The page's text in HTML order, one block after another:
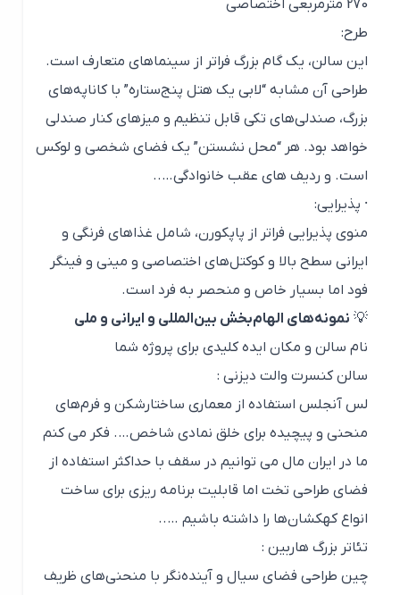
این سالن، یک گام بزرگ فراتر از سینماهای متعارف است.
طراحی آن مشابه “لابی یک هتل پنج‌ستاره” با کاناپه‌های
بزرگ، صندلی‌های تکی قابل تنظیم و میزهای کنار صندلی
خواهد بود. هر “محل نشستن” یک فضای شخصی و لوکس
است. و ردیف های عقب خانوادگی…..
· پذیرایی:
منوی پذیرایی فراتر از پاپکورن، شامل غذاهای فرنگی و
ایرانی سطح بالا و کوکتل‌های اختصاصی و مینی‌ و فینگر
فود اما بسیار خاص و منحصر به فرد است.
نمونه‌های الهام‌بخش بین‌المللی و ایرانی و ملی
نام سالن و مکان ایده کلیدی برای پروژه شما
سالن کنسرت والت دیزنی :
لس آنجلس استفاده از معماری ساختارشکن و فرم‌های
منحنی و پیچیده برای خلق نمادی شاخص…. فکر می کنم
ما در ایران مال می توانیم در سقف با حداکثر استفاده از
فضای طراحی تخت اما قابلیت برنامه ریزی برای ساخت
انواع کهکشان‌ها را داشته باشیم …..
تئاتر بزرگ هاربین :
چین طراحی فضای سیال و آینده‌نگر با منحنی‌های ظریف